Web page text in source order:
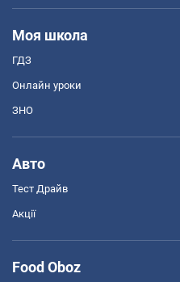
Моя школа
ГДЗ
Онлайн уроки
ЗНО
Авто
Тест Драйв
Акції
Food Oboz